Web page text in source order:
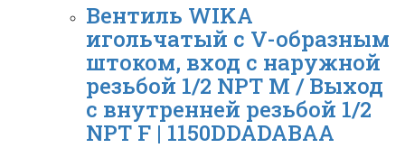
Вентиль WIKA
игольчатый с V-образным
штоком, вход с наружной
резьбой 1/2 NPT M / Выход
с внутренней резьбой 1/2
NPT F | 1150DDADABAA